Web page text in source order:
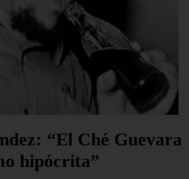
“El Ché Guevara
hipócrita”